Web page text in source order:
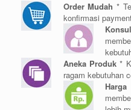
Order Mudah *
konfirmasi
Aneka Produk*
ragam kebutuhan